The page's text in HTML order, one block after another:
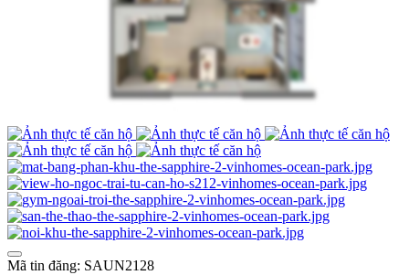
Mã tin đăng: SAUN2128